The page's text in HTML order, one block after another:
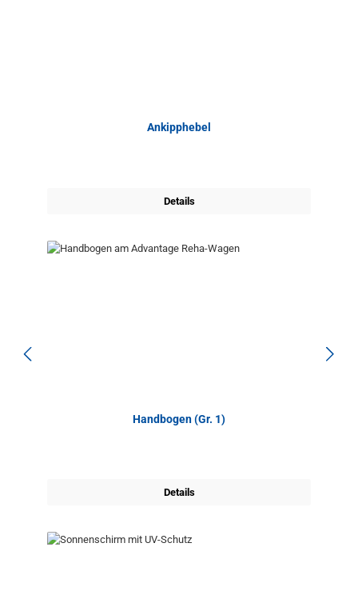
Ankipphebel
Details
Handbogen (Gr. 1)
Details